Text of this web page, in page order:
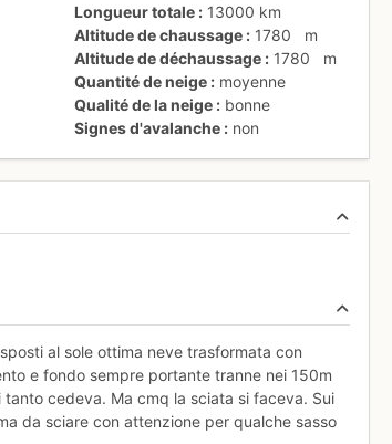
Longueur totale
13000 km
Altitude de chaussage
1780
m
Altitude de déchaussage
1780
m
Quantité de neige
moyenne
Qualité de la neige
bonne
Signes d'avalanche
non
al sole ottima neve trasformata con
e fondo sempre portante tranne nei 150m
cedeva. Ma cmq la sciata si faceva. Sui
da sciare con attenzione per qualche sasso